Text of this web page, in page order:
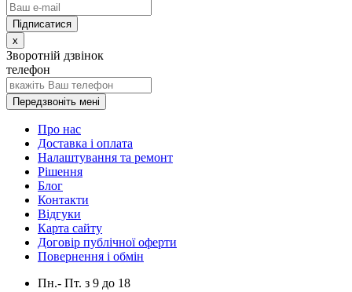
x
Зворотній дзвінок
телефон
Передзвоніть мені
Про нас
Доставка і оплата
Налаштування та ремонт
Рішення
Блог
Контакти
Відгуки
Карта сайту
Договір публічної оферти
Повернення і обмін
Пн.- Пт. з 9 до 18